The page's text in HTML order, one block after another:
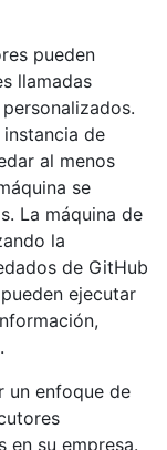
pueden
llamadas
de
al menos
se
La máquina de
la
de GitHub
ejecutar
.
un enfoque de
en su empresa.